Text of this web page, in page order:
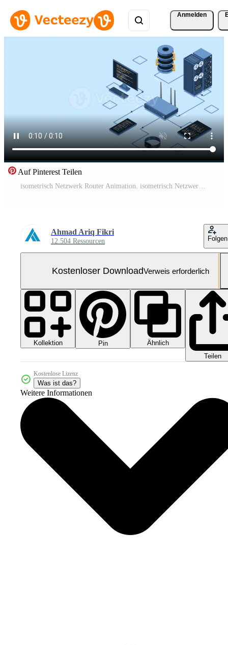
Anmelden
Auf Pinterest Teilen
isometrisch Netzwerk Router Animation. isometrisch Netzwerk Konzept mit Router, Computer, Smartphone, und Server Verbindung. isometrisch Technologie. 4k animiert im isometrisch Stil. Kostenloses Video
Ahmad Ariq Fikri
12.504 Ressourcen Folgen
Kostenloser DownloadVerweis erforderlich
Kollektion Pin
Ähnlich
Teilen
Kostenlose Lizenz
Was ist das?
Weitere Informationen